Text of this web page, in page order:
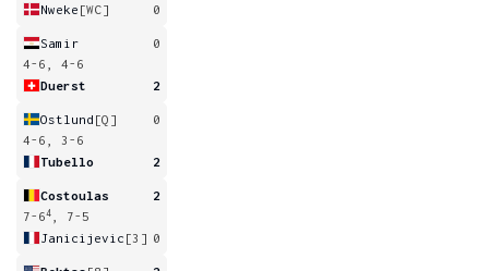
Nweke [WC] 0
Samir
0
4-6, 4-6
Duerst
2
Ostlund [Q]
0
4-6, 3-6
Tubello
2
Costoulas
2
7-64
, 7-5
Janicijevic [3] 0